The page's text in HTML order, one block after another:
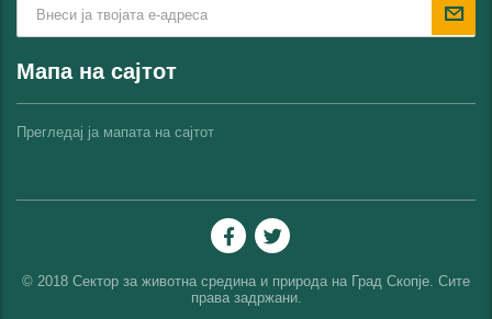
Мапа на сајтот
Прегледај ја мапата на сајтот
© 2018 Сектор за животна средина и природа на Град Скопје. Сите
права задржани.